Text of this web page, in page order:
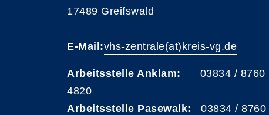
17489 Greifswald
E-Mail:vhs-zentrale(at)kreis-vg.de
Arbeitsstelle Anklam: 03834 / 8760
4820
Arbeitsstelle Pasewalk: 03834 / 8760